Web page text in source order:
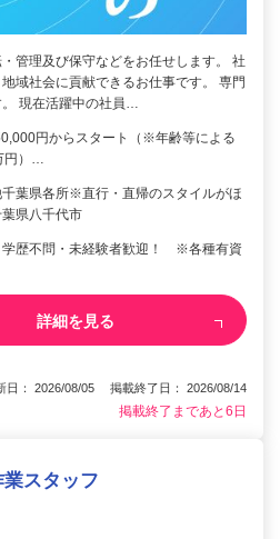
管理及び保守などをお任せします。 社
域社会に貢献できるお仕事です。 専門
現在活躍中の社員…
円からスタート（※年齢等による
円）…
葉県各所※直行・直帰のスタイルがほ
県八千代市
学歴不問・未経験者歓迎！ ※各種有資
詳細を見る
日： 2026/08/05 掲載終了日： 2026/08/14
掲載終了まであと6日
スタッフ